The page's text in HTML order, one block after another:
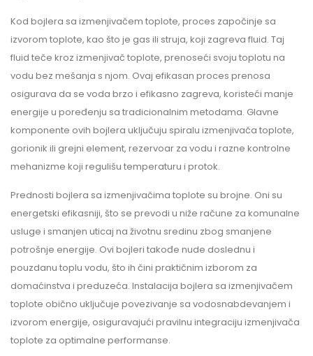
Kod bojlera sa izmenjivačem toplote, proces započinje sa
izvorom toplote, kao što je gas ili struja, koji zagreva fluid. Taj
fluid teče kroz izmenjivač toplote, prenoseći svoju toplotu na
vodu bez mešanja s njom. Ovaj efikasan proces prenosa
osigurava da se voda brzo i efikasno zagreva, koristeći manje
energije u poređenju sa tradicionalnim metodama. Glavne
komponente ovih bojlera uključuju spiralu izmenjivača toplote,
gorionik ili grejni element, rezervoar za vodu i razne kontrolne
mehanizme koji regulišu temperaturu i protok.
Prednosti bojlera sa izmenjivačima toplote su brojne. Oni su
energetski efikasniji, što se prevodi u niže račune za komunalne
usluge i smanjen uticaj na životnu sredinu zbog smanjene
potrošnje energije. Ovi bojleri takođe nude doslednu i
pouzdanu toplu vodu, što ih čini praktičnim izborom za
domaćinstva i preduzeća. Instalacija bojlera sa izmenjivačem
toplote obično uključuje povezivanje sa vodosnabdevanjem i
izvorom energije, osiguravajući pravilnu integraciju izmenjivača
toplote za optimalne performanse.